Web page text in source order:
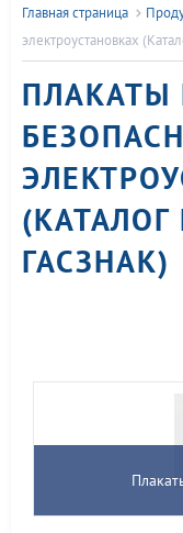
Главная страница
электроустановках
ПЛАКАТЫ
ГАСЗНАК)